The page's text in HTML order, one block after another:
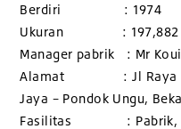
Berdiri : 1974
Ukuran : 197,882
Manager pabrik : Mr
Alamat : Jl Raya
Jaya – Pondok Ungu,
Fasilitas : Pabrik,